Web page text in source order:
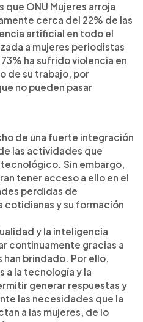
ONU Mujeres arroja
cerca del 22% de las
artificial en todo el
a mujeres periodistas
ha sufrido violencia en
de su trabajo, por
no pueden pasar
de una fuerte integración
las actividades que
Sin embargo,
tener acceso a ello en el
perdidas de
cotidianas y su formación
y la inteligencia
continuamente gracias a
han brindado. Por ello,
a la tecnología y la
generar respuestas y
las necesidades que la
a las mujeres, de lo